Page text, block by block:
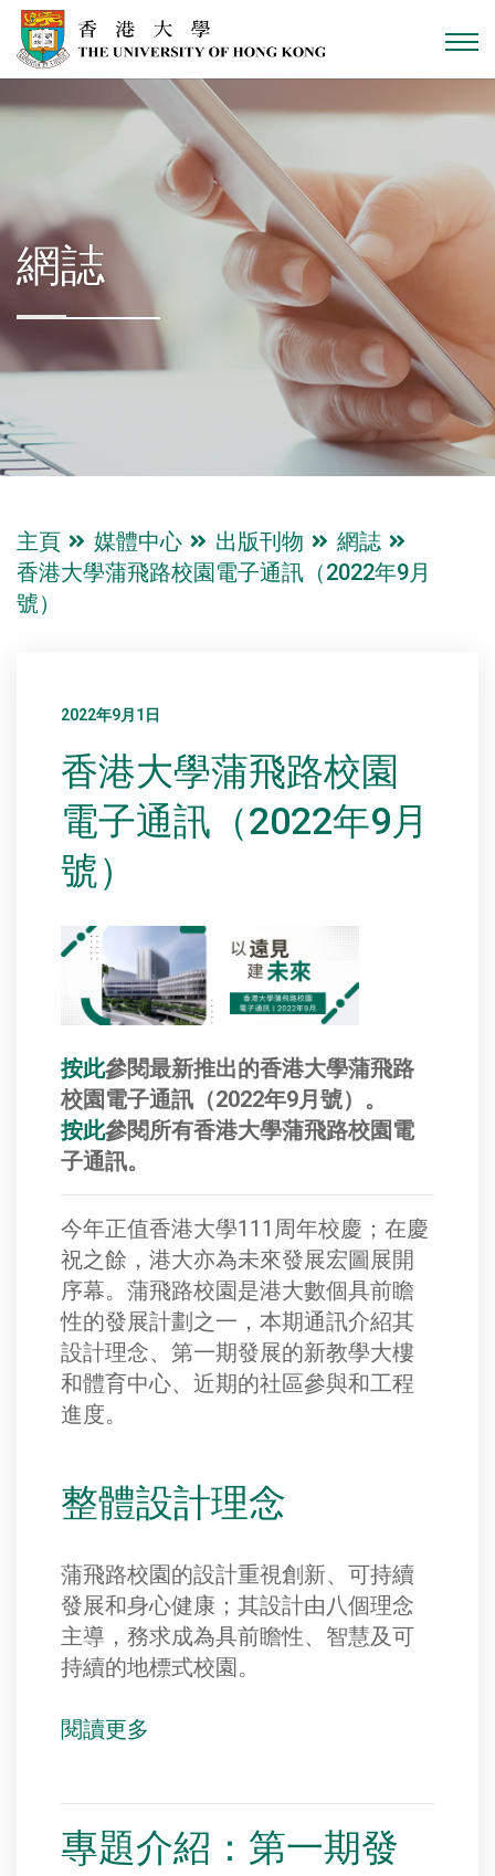
跳到主內容
網誌
主頁 媒體中心 出版刊物
網誌
香港大學蒲飛路校園電子通訊（2022年9月
號）
2022年9月1日
香港大學蒲飛路校園
電子通訊（2022年9月
號）
按此參閱最新推出的香港大學蒲飛路
校園電子通訊（2022年9月號）。
按此參閱所有香港大學蒲飛路校園電
子通訊。
今年正值香港大學111周年校慶；在慶
祝之餘，港大亦為未來發展宏圖展開
序幕。蒲飛路校園是港大數個具前瞻
性的發展計劃之一，本期通訊介紹其
設計理念、第一期發展的新教學大樓
和體育中心、近期的社區參與和工程
進度。
整體設計理念
蒲飛路校園的設計重視創新、可持續
發展和身心健康；其設計由八個理念
主導，務求成為具前瞻性、智慧及可
持續的地標式校園。
閱讀更多
專題介紹：第一期發